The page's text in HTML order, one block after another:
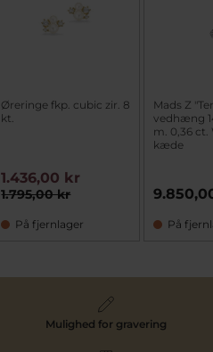
Øreringe fkp. cubic zir. 8
kt.
1.795,00 kr
1.436,00 kr
På fjernlager
Mads Z
vedhæng
m. 0,36 ct.
kæde
På
Mulighed for gravering